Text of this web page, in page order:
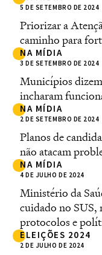
5 DE SETEMBRO DE 2024
Priorizar a
caminho para
NA MÍDIA
3 DE SETEMBRO DE 2024
Municípios
incharam
NA MÍDIA
2 DE SETEMBRO DE 2024
Planos de
não atacam
NA MÍDIA
4 DE JULHO DE 2024
Ministério da
cuidado no SUS,
protocolos e
ELEIÇÕES 2024
2 DE JULHO DE 2024